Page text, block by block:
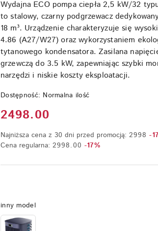
Wydajna ECO pompa ciepła 2,5 kW/32
to stalowy, czarny podgrzewacz
18 m³. Urządzenie charakteryzuje się
4.86 (A27/W27) oraz wykorzystaniem
tytanowego kondensatora. Zasilana
grzewczą do 3.5 kW, zapewniając szybki
narzędzi i niskie koszty eksploatacji.
Dostępność: Normalna ilość
Cena:
2498.00
Najniższa cena z 30 dni przed promocją: 2998 -
Cena regularna: 2998.00 Rabat:
-17%
Wariant
inny model